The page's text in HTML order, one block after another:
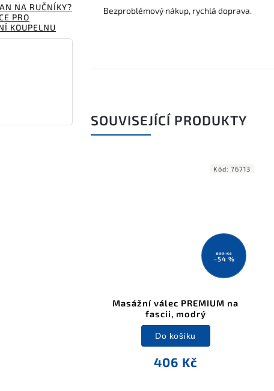
NA RUČNÍKY?
PRO
KOUPELNU
Bezproblémový nákup, rychlá doprava.
SOUVISEJÍCÍ PRODUKTY
899 Kč
–54 %
Masážní válec PREMIUM na
fascii, modrý
406 Kč
Do košíku
Kód: 76713